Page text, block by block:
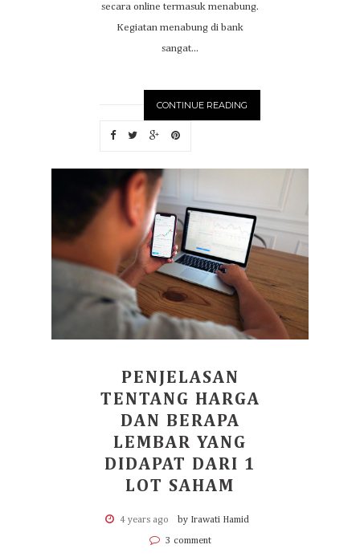
secara online termasuk menabung.
Kegiatan menabung di bank
sangat...
CONTINUE READING
PENJELASAN
TENTANG HARGA
DAN BERAPA
LEMBAR YANG
DIDAPAT DARI 1
LOT SAHAM
4 years ago by Irawati Hamid
3 comment